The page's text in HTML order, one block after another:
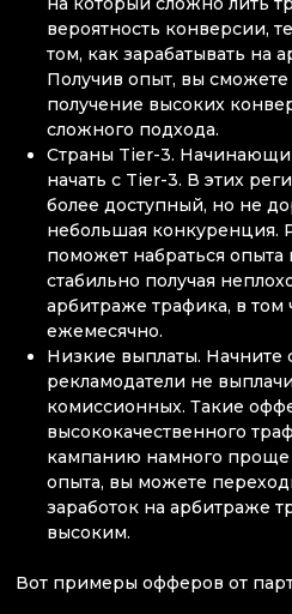
вероятность конверсии,
том, как зарабатывать на
Получив опыт, вы сможете
получение высоких
сложного подхода.
Страны Tier-3.
начать с Tier-3. В этих
более доступный, но не
небольшая конкуренция.
поможет набраться опыта
стабильно получая
арбитраже трафика, в том
ежемесячно.
Низкие выплаты. Начните
рекламодатели не
комиссионных. Такие
высококачественного
кампанию намного проще
опыта, вы можете
заработок на арбитраже
высоким.
Вот примеры офферов от